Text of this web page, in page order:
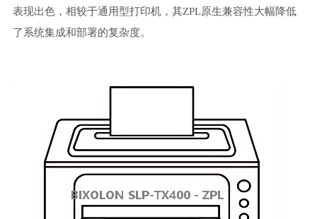
表现出色，相较于通用型打印机，其ZPL原生兼容性大幅降低
了系统集成和部署的复杂度。